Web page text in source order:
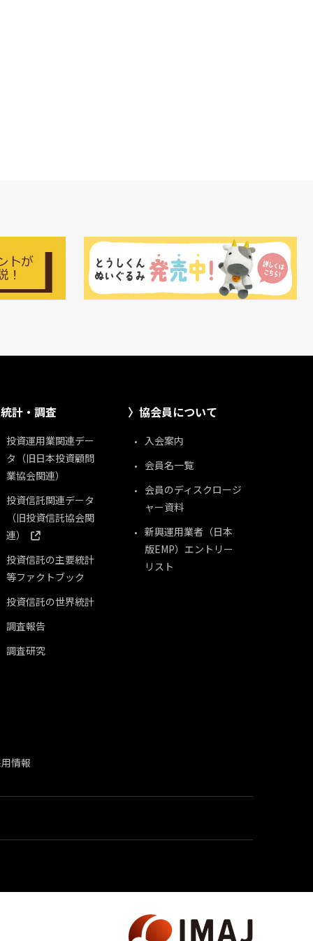
統計・調査
投資運用業関連デー
タ（旧日本投資顧問
業協会関連）
投資信託関連データ
（旧投資信託協会関
連）
投資信託の主要統計
等ファクトブック
投資信託の世界統計
調査報告
調査研究
協会員について
入会案内
会員名一覧
会員のディスクロージ
ャー資料
新興運用業者（日本
版EMP）エントリー
リスト
情報